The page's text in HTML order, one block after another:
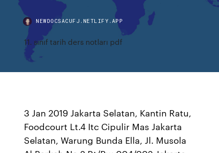
NEWDOCSACUFJ.NETLIFY.APP
11. sınıf tarih ders notları pdf
3 Jan 2019 Jakarta Selatan, Kantin Ratu,
Foodcourt Lt.4 Itc Cipulir Mas Jakarta
Selatan, Warung Bunda Ella, Jl. Musola